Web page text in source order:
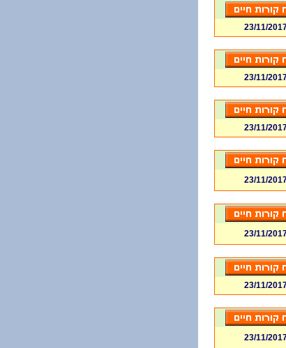
23/11/
23/11/
23/11/
23/11/
23/11/
23/11/
23/11/